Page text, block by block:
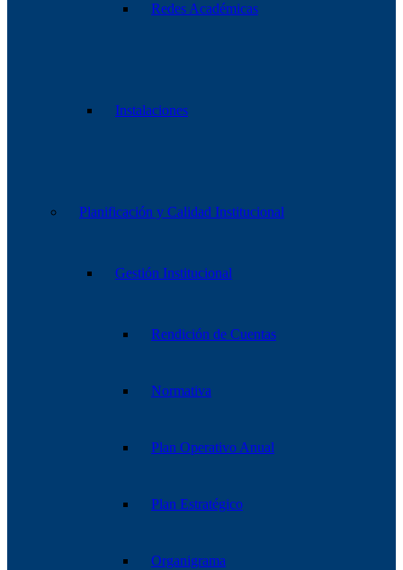
Redes Académicas
Instalaciones
Planificación y Calidad Institucional
Gestión Institucional
Rendición de Cuentas
Normativa
Plan Operativo Anual
Plan Estratégico
Organigrama